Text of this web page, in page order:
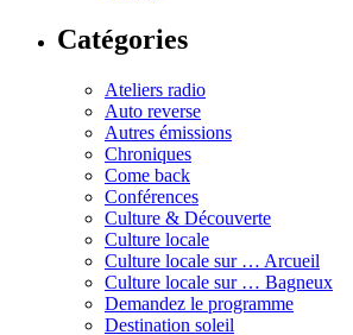
Catégories
Ateliers radio
Auto reverse
Autres émissions
Chroniques
Come back
Conférences
Culture & Découverte
Culture locale
Culture locale sur … Arcueil
Culture locale sur … Bagneux
Demandez le programme
Destination soleil